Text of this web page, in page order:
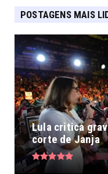
POSTAGENS MAIS
Lula critica
corte de Janja